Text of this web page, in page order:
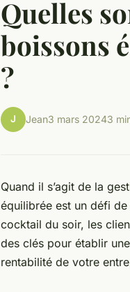
Quelles
boissons
?
J Jean3 mars 20243
Quand il s’agit de la
équilibrée est un défi
cocktail du soir, les
des clés pour établir
rentabilité de votre